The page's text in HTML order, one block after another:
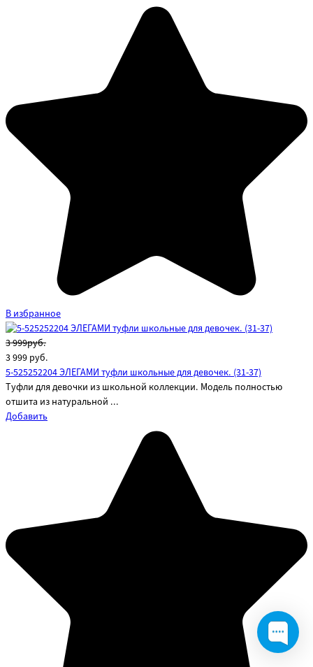
В избранное
3 999руб.
3 999 руб.
5-525252204 ЭЛЕГАМИ туфли школьные для девочек. (31-37)
Туфли для девочки из школьной коллекции. Модель полностью
отшита из натуральной ...
Добавить